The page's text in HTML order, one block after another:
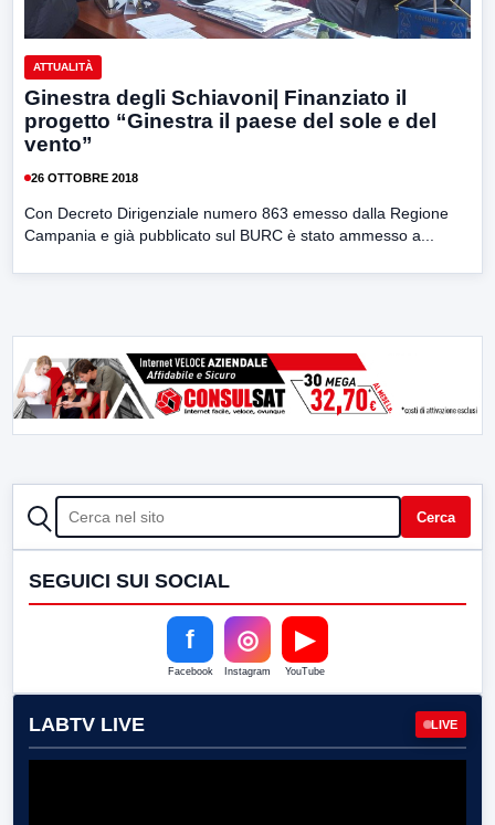
ATTUALITÀ
Ginestra degli Schiavoni| Finanziato il
progetto “Ginestra il paese del sole e del
vento”
26 OTTOBRE 2018
Con Decreto Dirigenziale numero 863 emesso dalla Regione
Campania e già pubblicato sul BURC è stato ammesso a...
CERCA Cerca
SEGUICI SUI SOCIAL
f
Facebook
◎
Instagram
▶
YouTube
LABTV LIVE LIVE